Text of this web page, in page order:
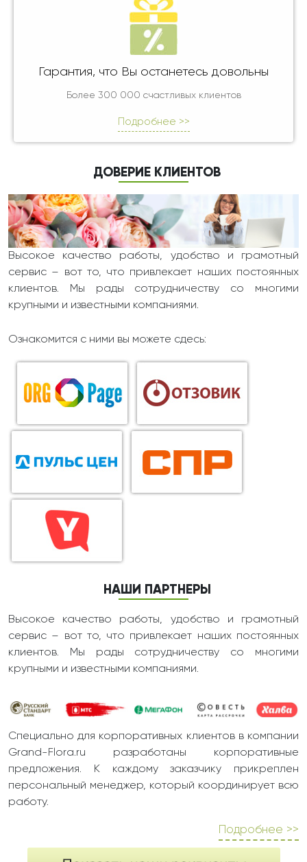
Гарантия, что Вы останетесь довольны
Более 300 000 счастливых клиентов
Подробнее >>
ДОВЕРИЕ КЛИЕНТОВ
Высокое качество работы, удобство и грамотный
сервис – вот то, что привлекает наших постоянных
клиентов. Мы рады сотрудничеству со многими
крупными и известными компаниями.
Ознакомится с ними вы можете сдесь:
НАШИ ПАРТНЕРЫ
Высокое качество работы, удобство и грамотный
сервис – вот то, что привлекает наших постоянных
клиентов. Мы рады сотрудничеству со многими
крупными и известными компаниями.
Специально для корпоративных клиентов в компании
Grand-Flora.ru разработаны корпоративные
предложения. К каждому заказчику прикреплен
персональный менеджер, который координирует всю
работу.
Подробнее >>